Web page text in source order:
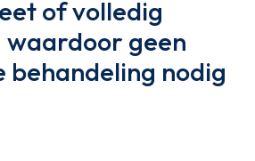
of volledig
geen
behandeling nodig